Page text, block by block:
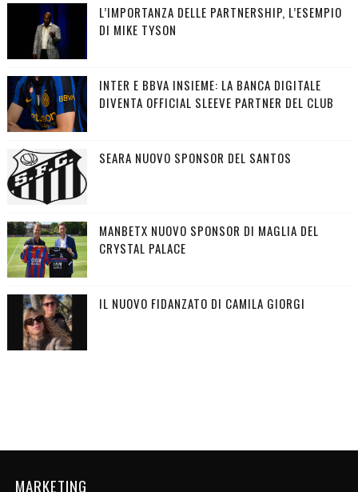
L’IMPORTANZA DELLE PARTNERSHIP, L’ESEMPIO
DI MIKE TYSON
INTER E BBVA INSIEME: LA BANCA DIGITALE
DIVENTA OFFICIAL SLEEVE PARTNER DEL CLUB
SEARA NUOVO SPONSOR DEL SANTOS
MANBETX NUOVO SPONSOR DI MAGLIA DEL
CRYSTAL PALACE
IL NUOVO FIDANZATO DI CAMILA GIORGI
MARKETING